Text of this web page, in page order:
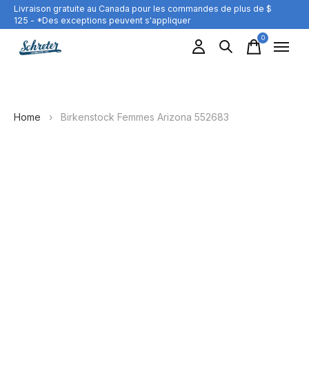
Livraison gratuite au Canada pour les commandes de plus de $
125 - *Des exceptions peuvent s'appliquer
0items
Home › Birkenstock Femmes Arizona 552683